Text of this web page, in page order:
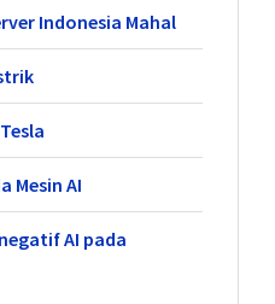
Indonesia Mahal
Mesin AI
AI pada